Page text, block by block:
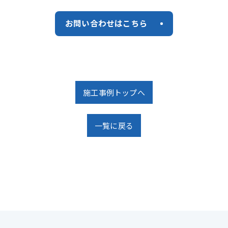
お問い合わせはこちら
施工事例トップへ
一覧に戻る